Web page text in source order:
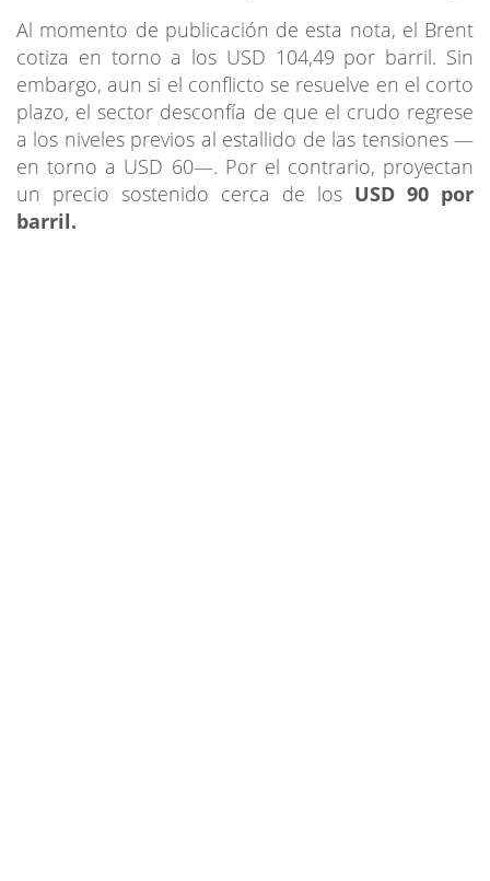
Al momento de publicación de esta nota, el Brent
cotiza en torno a los USD 104,49 por barril. Sin
embargo, aun si el conflicto se resuelve en el corto
plazo, el sector desconfía de que el crudo regrese
a los niveles previos al estallido de las tensiones —
en torno a USD 60—. Por el contrario, proyectan
un precio sostenido cerca de los USD 90 por
barril.